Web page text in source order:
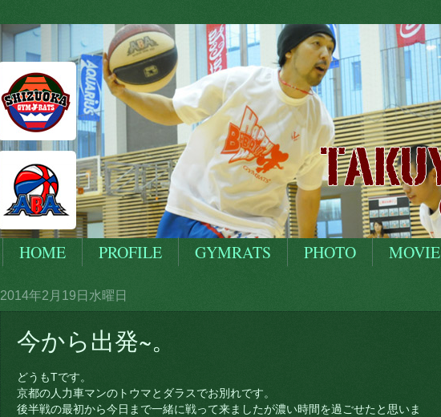
HOME PROFILE GYMRATS PHOTO MOVIE
2014年2月19日水曜日
今から出発~。
どうもTです。
京都の人力車マンのトウマとダラスでお別れです。
後半戦の最初から今日まで一緒に戦って来ましたが濃い時間を過ごせたと思いま